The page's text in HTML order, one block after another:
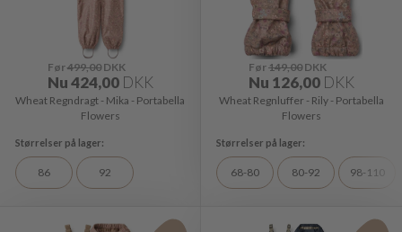
Før499,00DKK
Nu424,00 DKK
Wheat Regndragt - Mika - Portabella
Flowers
86 92
Før149,00 DKK
Nu 126,00 DKK
Wheat Regnluffer - Rily - Portabella
Flowers
68-80 80-92 98-110